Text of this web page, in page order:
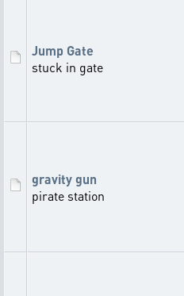
Jump Gate
stuck in gate
gravity gun
pirate station